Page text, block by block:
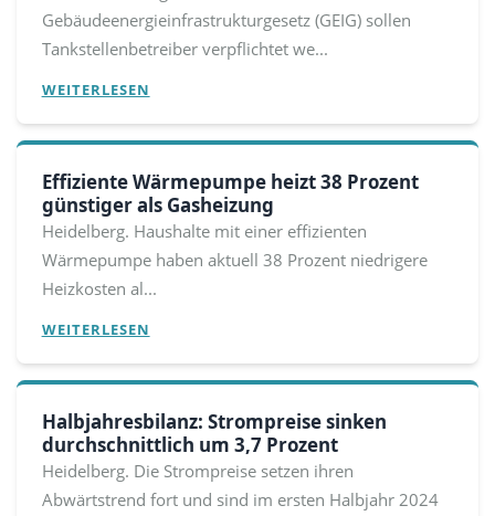
Gebäudeenergieinfrastrukturgesetz (GEIG) sollen
Tankstellenbetreiber verpflichtet we...
WEITERLESEN
Effiziente Wärmepumpe heizt 38 Prozent
günstiger als Gasheizung
Heidelberg. Haushalte mit einer effizienten
Wärmepumpe haben aktuell 38 Prozent niedrigere
Heizkosten al...
WEITERLESEN
Halbjahresbilanz: Strompreise sinken
durchschnittlich um 3,7 Prozent
Heidelberg. Die Strompreise setzen ihren
Abwärtstrend fort und sind im ersten Halbjahr 2024